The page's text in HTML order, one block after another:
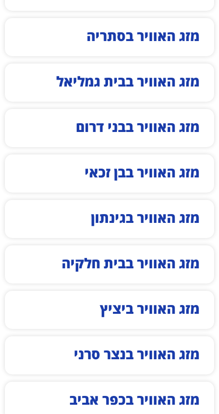
מזג האוויר בסתריה
מזג האוויר בבית גמליאל
מזג האוויר בבני דרום
מזג האוויר בבן זכאי
מזג האוויר בגינתון
מזג האוויר בבית חלקיה
מזג האוויר ביציץ
מזג האוויר בנצר סרני
מזג האוויר בכפר אביב